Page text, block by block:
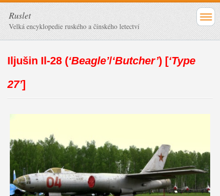
Ruslet
Velká encyklopedie ruského a čínského letectví
Iljušin Il-28 (‘Beagle’/‘Butcher’) [‘Type
27’]